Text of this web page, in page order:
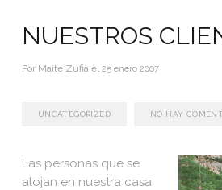
NUESTROS
Por Maite Zufia el25 enero 2007
UNCATEGORIZED NO HAY
Las personas que se
alojan en nuestra casa